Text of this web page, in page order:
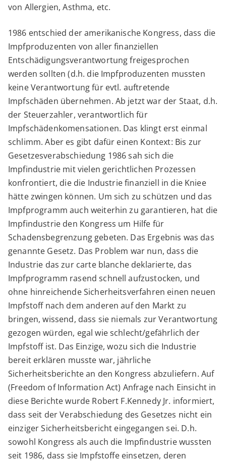
von Allergien, Asthma, etc.
1986 entschied der amerikanische Kongress, dass die
Impfproduzenten von aller finanziellen
Entschädigungsverantwortung freigesprochen
werden sollten (d.h. die Impfproduzenten mussten
keine Verantwortung für evtl. auftretende
Impfschäden übernehmen. Ab jetzt war der Staat, d.h.
der Steuerzahler, verantwortlich für
Impfschädenkomensationen. Das klingt erst einmal
schlimm. Aber es gibt dafür einen Kontext: Bis zur
Gesetzesverabschiedung 1986 sah sich die
Impfindustrie mit vielen gerichtlichen Prozessen
konfrontiert, die die Industrie finanziell in die Kniee
hätte zwingen können. Um sich zu schützen und das
Impfprogramm auch weiterhin zu garantieren, hat die
Impfindustrie den Kongress um Hilfe für
Schadensbegrenzung gebeten. Das Ergebnis was das
genannte Gesetz. Das Problem war nun, dass die
Industrie das zur carte blanche deklarierte, das
Impfprogramm rasend schnell aufzustocken, und
ohne hinreichende Sicherheitsverfahren einen neuen
Impfstoff nach dem anderen auf den Markt zu
bringen, wissend, dass sie niemals zur Verantwortung
gezogen würden, egal wie schlecht/gefährlich der
Impfstoff ist. Das Einzige, wozu sich die Industrie
bereit erklären musste war, jährliche
Sicherheitsberichte an den Kongress abzuliefern. Auf
(Freedom of Information Act) Anfrage nach Einsicht in
diese Berichte wurde Robert F.Kennedy Jr. informiert,
dass seit der Verabschiedung des Gesetzes nicht ein
einziger Sicherheitsbericht eingegangen sei. D.h.
sowohl Kongress als auch die Impfindustrie wussten
seit 1986, dass sie Impfstoffe einsetzen, deren